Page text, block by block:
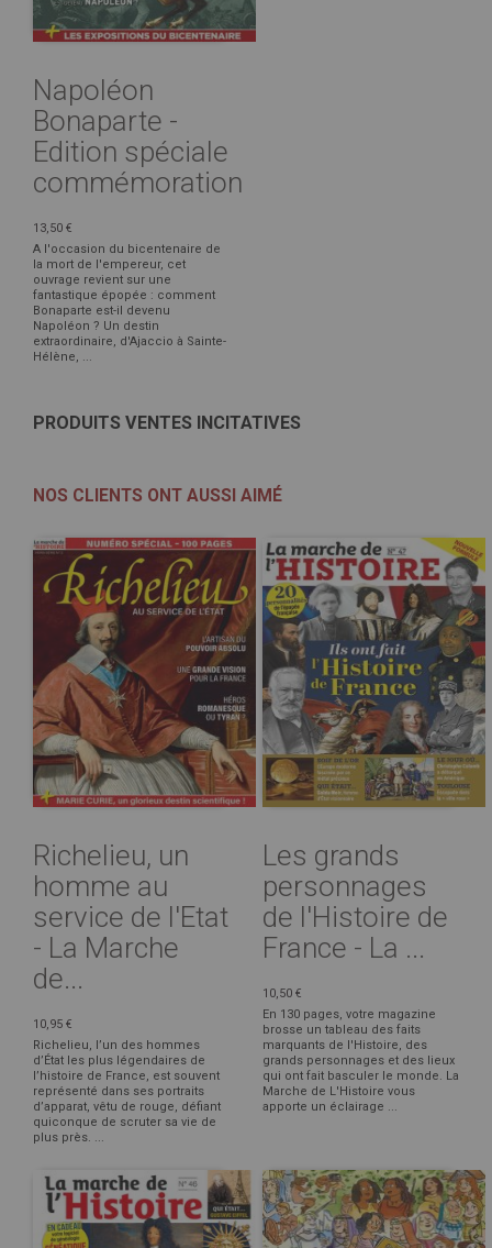
Napoléon
Bonaparte -
Edition spéciale
commémoration
13,50 €
A l'occasion du bicentenaire de
la mort de l'empereur, cet
ouvrage revient sur une
fantastique épopée : comment
Bonaparte est-il devenu
Napoléon ? Un destin
extraordinaire, d'Ajaccio à Sainte-
Hélène, ...
PRODUITS VENTES INCITATIVES
NOS CLIENTS ONT AUSSI AIMÉ
Richelieu, un
homme au
service de l'Etat
- La Marche
de...
10,95 €
Richelieu, l’un des hommes
d’État les plus légendaires de
l’histoire de France, est souvent
représenté dans ses portraits
d’apparat, vêtu de rouge, défiant
quiconque de scruter sa vie de
plus près. ...
Les grands
personnages
de l'Histoire de
France - La ...
10,50 €
En 130 pages, votre magazine
brosse un tableau des faits
marquants de l'Histoire, des
grands personnages et des lieux
qui ont fait basculer le monde. La
Marche de L'Histoire vous
apporte un éclairage ...